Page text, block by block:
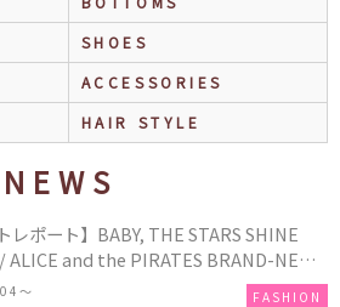
SHOES
ACCESSORIES
HAIR STYLE
レポート】BABY, THE STARS SHINE
ALICE and the PIRATES BRAND-NEW
in TOKYO
〜 FASHION